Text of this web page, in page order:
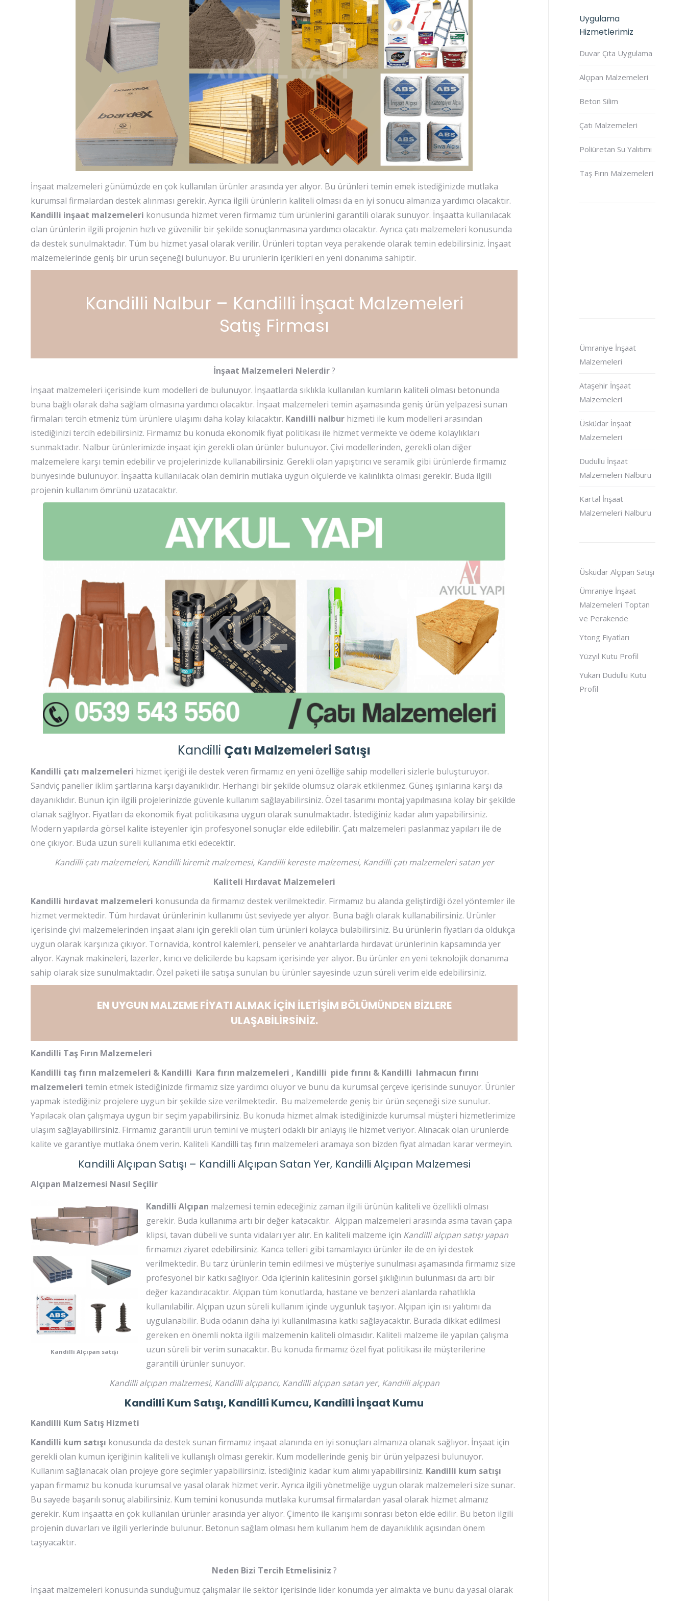
İnşaat malzemeleri günümüzde en çok kullanılan ürünler arasında yer alıyor. Bu ürünleri temin emek istediğinizde mutlaka
kurumsal firmalardan destek alınması gerekir. Ayrıca ilgili ürünlerin kaliteli olması da en iyi sonucu almanıza yardımcı olacaktır.
Kandilli inşaat malzemeleri konusunda hizmet veren firmamız tüm ürünlerini garantili olarak sunuyor. İnşaatta kullanılacak
olan ürünlerin ilgili projenin hızlı ve güvenilir bir şekilde sonuçlanmasına yardımcı olacaktır. Ayrıca çatı malzemeleri konusunda
da destek sunulmaktadır. Tüm bu hizmet yasal olarak verilir. Ürünleri toptan veya perakende olarak temin edebilirsiniz. İnşaat
malzemelerinde geniş bir ürün seçeneği bulunuyor. Bu ürünlerin içerikleri en yeni donanıma sahiptir.
Kandilli Nalbur – Kandilli İnşaat Malzemeleri
Satış Firması
İnşaat Malzemeleri Nelerdir?
İnşaat malzemeleri içerisinde kum modelleri de bulunuyor. İnşaatlarda sıklıkla kullanılan kumların kaliteli olması betonunda
buna bağlı olarak daha sağlam olmasına yardımcı olacaktır. İnşaat malzemeleri temin aşamasında geniş ürün yelpazesi sunan
firmaları tercih etmeniz tüm ürünlere ulaşımı daha kolay kılacaktır. Kandilli nalbur hizmeti ile kum modelleri arasından
istediğinizi tercih edebilirsiniz. Firmamız bu konuda ekonomik fiyat politikası ile hizmet vermekte ve ödeme kolaylıkları
sunmaktadır. Nalbur ürünlerimizde inşaat için gerekli olan ürünler bulunuyor. Çivi modellerinden, gerekli olan diğer
malzemelere karşı temin edebilir ve projelerinizde kullanabilirsiniz. Gerekli olan yapıştırıcı ve seramik gibi ürünlerde firmamız
bünyesinde bulunuyor. İnşaatta kullanılacak olan demirin mutlaka uygun ölçülerde ve kalınlıkta olması gerekir. Buda ilgili
projenin kullanım ömrünü uzatacaktır.
Kandilli Çatı Malzemeleri Satışı
Kandilli çatı malzemeleri hizmet içeriği ile destek veren firmamız en yeni özelliğe sahip modelleri sizlerle buluşturuyor.
Sandviç paneller iklim şartlarına karşı dayanıklıdır. Herhangi bir şekilde olumsuz olarak etkilenmez. Güneş ışınlarına karşı da
dayanıklıdır. Bunun için ilgili projelerinizde güvenle kullanım sağlayabilirsiniz. Özel tasarımı montaj yapılmasına kolay bir şekilde
olanak sağlıyor. Fiyatları da ekonomik fiyat politikasına uygun olarak sunulmaktadır. İstediğiniz kadar alım yapabilirsiniz.
Modern yapılarda görsel kalite isteyenler için profesyonel sonuçlar elde edilebilir. Çatı malzemeleri paslanmaz yapıları ile de
öne çıkıyor. Buda uzun süreli kullanıma etki edecektir.
Kandilli çatı malzemeleri, Kandilli kiremit malzemesi, Kandilli kereste malzemesi, Kandilli çatı malzemeleri satan yer
Kaliteli Hırdavat Malzemeleri
Kandilli hırdavat malzemeleri konusunda da firmamız destek verilmektedir. Firmamız bu alanda geliştirdiği özel yöntemler ile
hizmet vermektedir. Tüm hırdavat ürünlerinin kullanımı üst seviyede yer alıyor. Buna bağlı olarak kullanabilirsiniz. Ürünler
içerisinde çivi malzemelerinden inşaat alanı için gerekli olan tüm ürünleri kolayca bulabilirsiniz. Bu ürünlerin fiyatları da oldukça
uygun olarak karşınıza çıkıyor. Tornavida, kontrol kalemleri, penseler ve anahtarlarda hırdavat ürünlerinin kapsamında yer
alıyor. Kaynak makineleri, lazerler, kırıcı ve delicilerde bu kapsam içerisinde yer alıyor. Bu ürünler en yeni teknolojik donanıma
sahip olarak size sunulmaktadır. Özel paketi ile satışa sunulan bu ürünler sayesinde uzun süreli verim elde edebilirsiniz.
EN UYGUN MALZEME FİYATI ALMAK İÇİN İLETİŞİM BÖLÜMÜNDEN BİZLERE
ULAŞABİLİRSİNİZ.
Kandilli Taş Fırın Malzemeleri
Kandilli taş fırın malzemeleri & Kandilli Kara fırın malzemeleri , Kandilli pide fırını & Kandilli lahmacun fırını
malzemeleri temin etmek istediğinizde firmamız size yardımcı oluyor ve bunu da kurumsal çerçeve içerisinde sunuyor. Ürünler
yapmak istediğiniz projelere uygun bir şekilde size verilmektedir. Bu malzemelerde geniş bir ürün seçeneği size sunulur.
Yapılacak olan çalışmaya uygun bir seçim yapabilirsiniz. Bu konuda hizmet almak istediğinizde kurumsal müşteri hizmetlerimize
ulaşım sağlayabilirsiniz. Firmamız garantili ürün temini ve müşteri odaklı bir anlayış ile hizmet veriyor. Alınacak olan ürünlerde
kalite ve garantiye mutlaka önem verin. Kaliteli Kandilli taş fırın malzemeleri aramaya son bizden fiyat almadan karar vermeyin.
Kandilli Alçıpan Satışı – Kandilli Alçıpan Satan Yer, Kandilli Alçıpan Malzemesi
Alçıpan Malzemesi Nasıl Seçilir
Kandilli Alçıpan satışı
Kandilli Alçıpan malzemesi temin edeceğiniz zaman ilgili ürünün kaliteli ve özellikli olması
gerekir. Buda kullanıma artı bir değer katacaktır. Alçıpan malzemeleri arasında asma tavan çapa
klipsi, tavan dübeli ve sunta vidaları yer alır. En kaliteli malzeme için Kandilli alçıpan satışı yapan
firmamızı ziyaret edebilirsiniz. Kanca telleri gibi tamamlayıcı ürünler ile de en iyi destek
verilmektedir. Bu tarz ürünlerin temin edilmesi ve müşteriye sunulması aşamasında firmamız size
profesyonel bir katkı sağlıyor. Oda içlerinin kalitesinin görsel şıklığının bulunması da artı bir
değer kazandıracaktır. Alçıpan tüm konutlarda, hastane ve benzeri alanlarda rahatlıkla
kullanılabilir. Alçıpan uzun süreli kullanım içinde uygunluk taşıyor. Alçıpan için ısı yalıtımı da
uygulanabilir. Buda odanın daha iyi kullanılmasına katkı sağlayacaktır. Burada dikkat edilmesi
gereken en önemli nokta ilgili malzemenin kaliteli olmasıdır. Kaliteli malzeme ile yapılan çalışma
uzun süreli bir verim sunacaktır. Bu konuda firmamız özel fiyat politikası ile müşterilerine
garantili ürünler sunuyor.
Kandilli alçıpan malzemesi, Kandilli alçıpancı, Kandilli alçıpan satan yer, Kandilli alçıpan
Kandilli Kum Satışı, Kandilli Kumcu, Kandilli İnşaat Kumu
Kandilli Kum Satış Hizmeti
Kandilli kum satışı konusunda da destek sunan firmamız inşaat alanında en iyi sonuçları almanıza olanak sağlıyor. İnşaat için
gerekli olan kumun içeriğinin kaliteli ve kullanışlı olması gerekir. Kum modellerinde geniş bir ürün yelpazesi bulunuyor.
Kullanım sağlanacak olan projeye göre seçimler yapabilirsiniz. İstediğiniz kadar kum alımı yapabilirsiniz. Kandilli kum satışı
yapan firmamız bu konuda kurumsal ve yasal olarak hizmet verir. Ayrıca ilgili yönetmeliğe uygun olarak malzemeleri size sunar.
Bu sayede başarılı sonuç alabilirsiniz. Kum temini konusunda mutlaka kurumsal firmalardan yasal olarak hizmet almanız
gerekir. Kum inşaatta en çok kullanılan ürünler arasında yer alıyor. Çimento ile karışımı sonrası beton elde edilir. Bu beton ilgili
projenin duvarları ve ilgili yerlerinde bulunur. Betonun sağlam olması hem kullanım hem de dayanıklılık açısından önem
taşıyacaktır.
Neden Bizi Tercih Etmelisiniz ?
İnşaat malzemeleri konusunda sunduğumuz çalışmalar ile sektör içerisinde lider konumda yer almakta ve bunu da yasal olarak
Uygulama
Hizmetlerimiz
Duvar Çıta Uygulama
Alçıpan Malzemeleri
Beton Silim
Çatı Malzemeleri
Poliüretan Su Yalıtımı
Taş Fırın Malzemeleri
Ümraniye İnşaat
Malzemeleri
Ataşehir İnşaat
Malzemeleri
Üsküdar İnşaat
Malzemeleri
Dudullu İnşaat
Malzemeleri Nalburu
Kartal İnşaat
Malzemeleri Nalburu
Üsküdar Alçıpan Satışı
Ümraniye İnşaat
Malzemeleri Toptan
ve Perakende
Ytong Fiyatları
Yüzyıl Kutu Profil
Yukarı Dudullu Kutu
Profil